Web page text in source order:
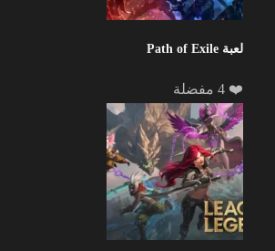
لعبة Path of Exile
❤️ 4 مفضلة